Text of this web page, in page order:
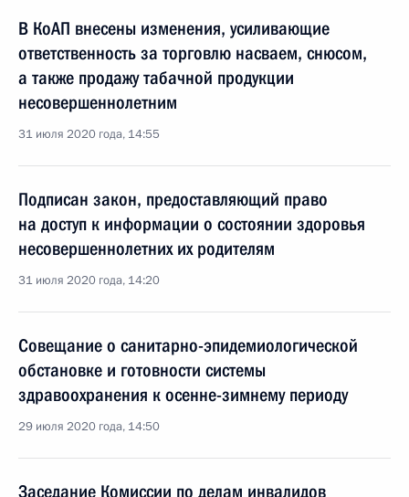
В КоАП внесены изменения, усиливающие
ответственность за торговлю насваем, снюсом,
а также продажу табачной продукции
несовершеннолетним
31 июля 2020 года, 14:55
Подписан закон, предоставляющий право
на доступ к информации о состоянии здоровья
несовершеннолетних их родителям
31 июля 2020 года, 14:20
Совещание о санитарно-эпидемиологической
обстановке и готовности системы
здравоохранения к осенне-зимнему периоду
29 июля 2020 года, 14:50
Заседание Комиссии по делам инвалидов